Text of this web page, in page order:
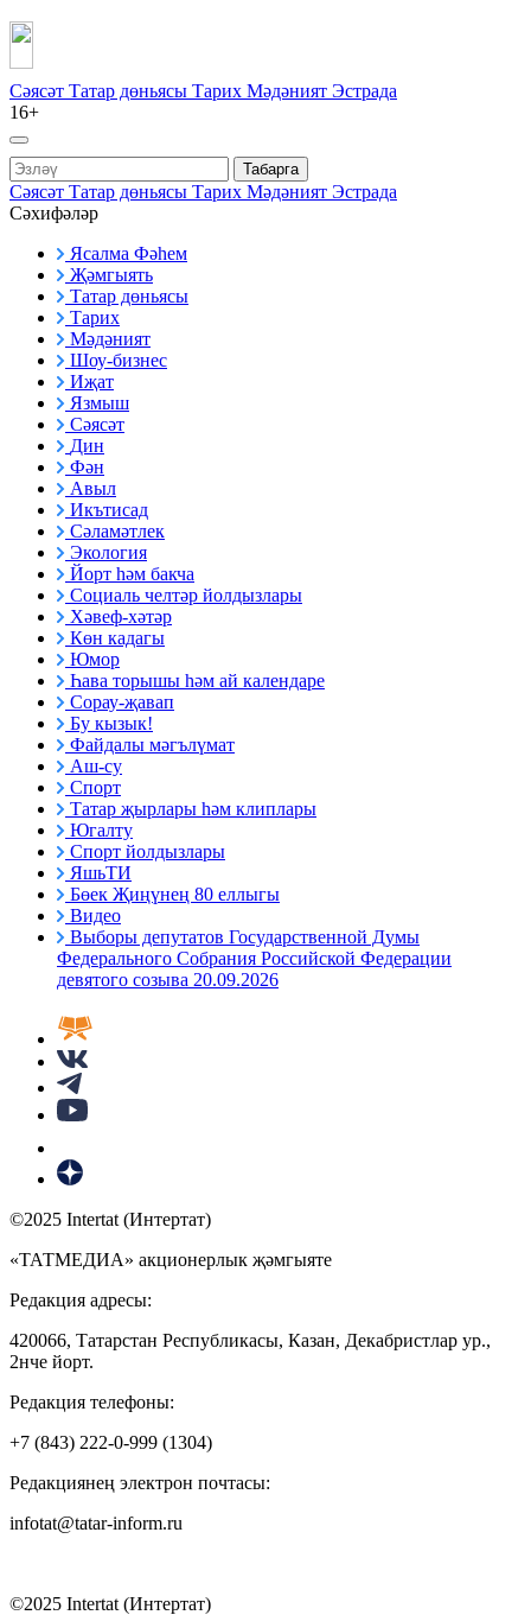
Сәясәт Татар дөньясы Тарих Мәдәният Эстрада
16+
Табарга
Сәясәт Татар дөньясы Тарих Мәдәният Эстрада
Сәхифәләр
Ясалма Фәһем
Җәмгыять
Татар дөньясы
Тарих
Мәдәният
Шоу-бизнес
Иҗат
Язмыш
Сәясәт
Дин
Фән
Авыл
Икътисад
Сәламәтлек
Экология
Йорт һәм бакча
Социаль челтәр йолдызлары
Хәвеф-хәтәр
Көн кадагы
Юмор
Һава торышы һәм ай календаре
Сорау-җавап
Бу кызык!
Файдалы мәгълүмат
Аш-су
Спорт
Татар җырлары һәм клиплары
Югалту
Спорт йолдызлары
ЯшьТИ
Бөек Җиңүнең 80 еллыгы
Видео
Выборы депутатов Государственной Думы
Федерального Собрания Российской Федерации
девятого созыва 20.09.2026
©2025 Intertat (Интертат)
«ТАТМЕДИА» акционерлык җәмгыяте
Редакция адресы:
420066, Татарстан Республикасы, Казан, Декабристлар ур.,
2нче йорт.
Редакция телефоны:
+7 (843) 222-0-999 (1304)
Редакциянең электрон почтасы:
infotat@tatar-inform.ru
©2025 Intertat (Интертат)